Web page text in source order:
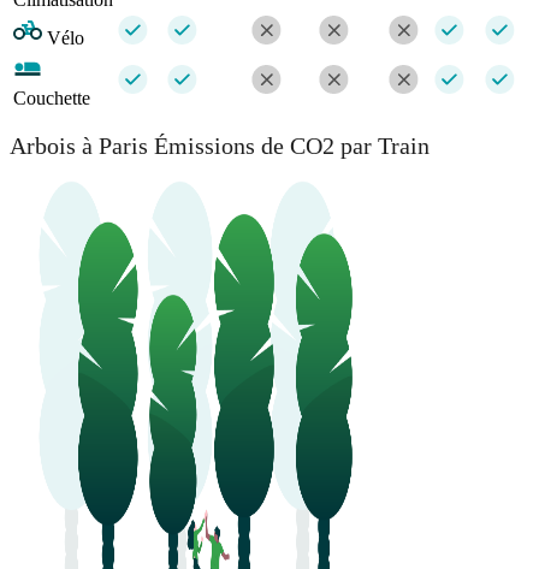
Vélo
Couchette
Arbois à Paris Émissions de CO2 par Train